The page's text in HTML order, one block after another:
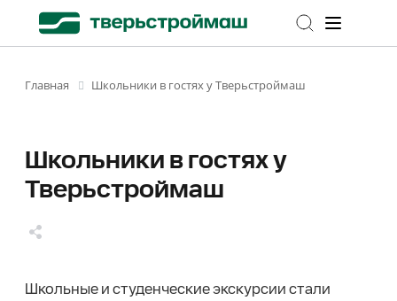
Главная Школьники в гостях у Тверьстроймаш
Школьники в гостях у
Тверьстроймаш
Школьные и студенческие экскурсии стали